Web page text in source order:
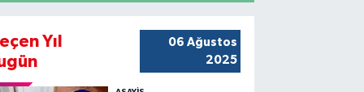
Yıl
06 Ağustos
2025